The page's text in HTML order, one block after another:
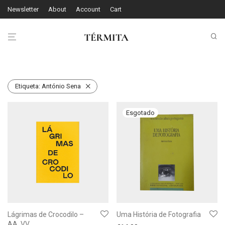
Newsletter About Account Cart
Etiqueta: António Sena
Lágrimas de Crocodilo –
Uma História de Fotografia